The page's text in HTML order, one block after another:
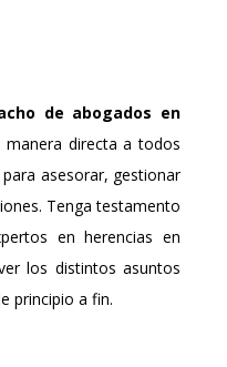
de abogados en
directa a todos
para asesorar, gestionar
Tenga testamento
en herencias en
los distintos asuntos
principio a fin.